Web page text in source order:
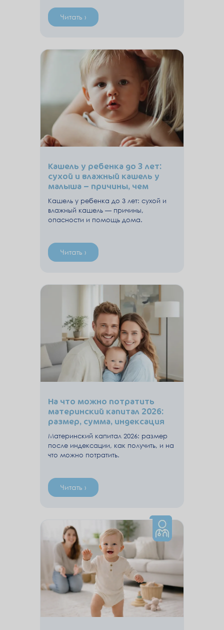
Читать ›
Кашель у ребенка до 3 лет:
сухой и влажный кашель у
малыша – причины, чем
опасен, когда обращаться к
врачу
Кашель у ребенка до 3 лет: сухой и
влажный кашель — причины,
опасности и помощь дома.
Читать ›
На что можно потратить
материнский капитал 2026:
размер, сумма, индексация
маткапитал на первого
ребенка, ипотеку – как
получить в Москве
Материнский капитал 2026: размер
после индексации, как получить, и на
что можно потратить.
Читать ›